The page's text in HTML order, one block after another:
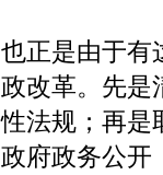
也正是由于有
政改革。先是
性法规；再是
政府政务公